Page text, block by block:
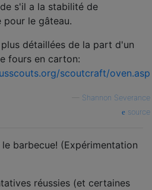
s'il a la stabilité de
pour le gâteau.
détaillées de la part d'un
fours en carton:
scoutcraft/oven.asp
Shannon Severance
source
barbecue! (Expérimentation
réussies (et certaines